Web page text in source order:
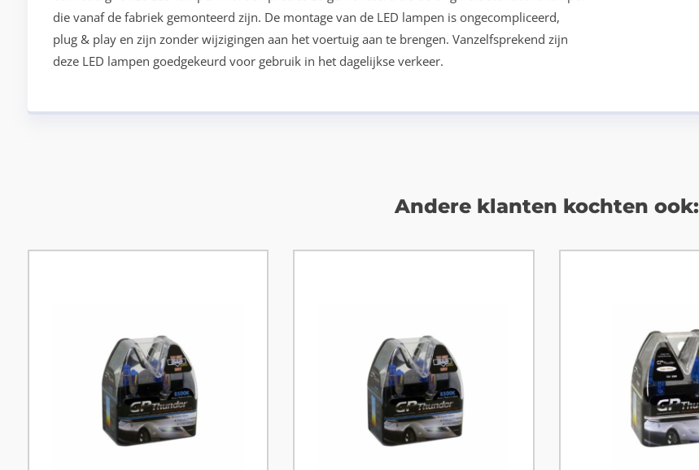
die vanaf de fabriek gemonteerd zijn. De montage van de LED lampen is ongecompliceerd,
plug & play en zijn zonder wijzigingen aan het voertuig aan te brengen. Vanzelfsprekend zijn
deze LED lampen goedgekeurd voor gebruik in het dagelijkse verkeer.
Andere klanten kochten ook: